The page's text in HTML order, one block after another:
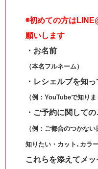
◉初めての方は
願いします
・お名前
（本名フルネーム）
・レシェルブを知
（例：YouTubeで知り
・ご予約に関して
（例：ご都合のつかな
知りたい・カット､カラ
これらを添えてメ